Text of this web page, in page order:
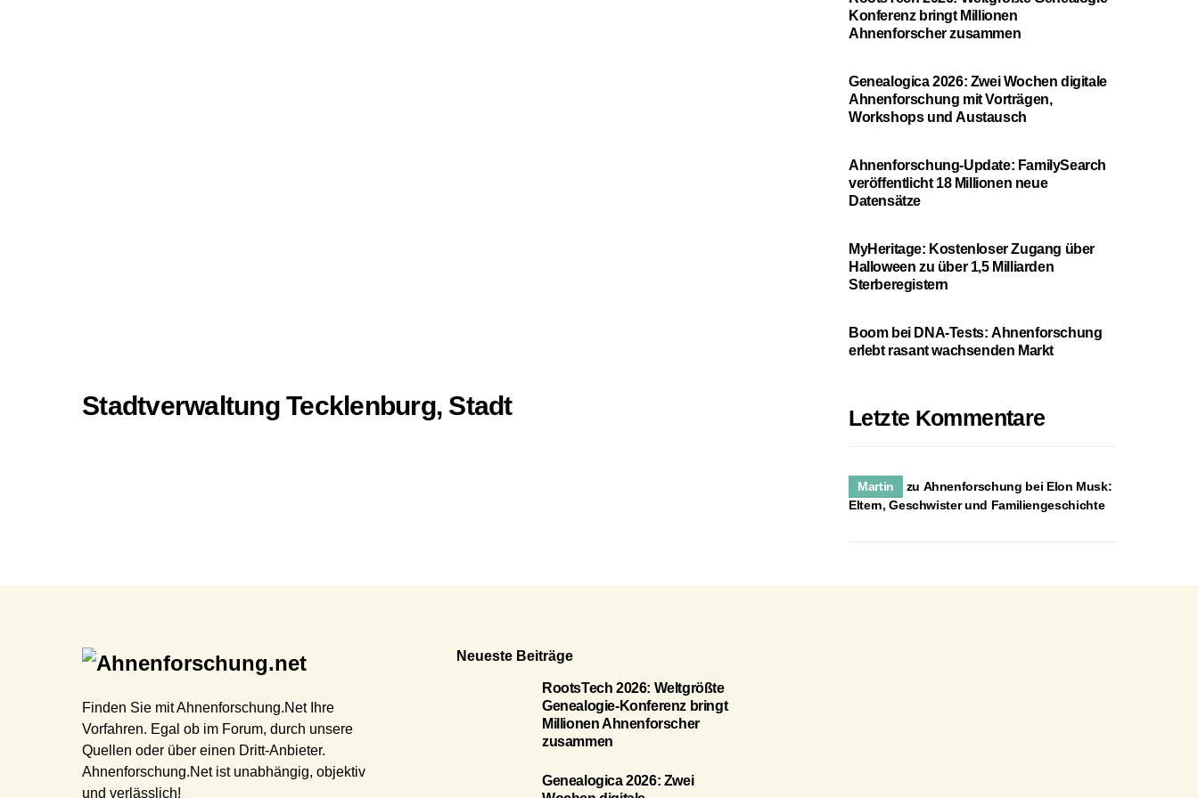
Stadtverwaltung Tecklenburg, Stadt
Konferenz bringt Millionen
Ahnenforscher zusammen
Genealogica 2026: Zwei Wochen digitale
Ahnenforschung mit Vorträgen,
Workshops und Austausch
Ahnenforschung-Update: FamilySearch
veröffentlicht 18 Millionen neue
Datensätze
MyHeritage: Kostenloser Zugang über
Halloween zu über 1,5 Milliarden
Sterberegistern
Boom bei DNA-Tests: Ahnenforschung
erlebt rasant wachsenden Markt
Letzte Kommentare
Martin zu Ahnenforschung bei Elon Musk:
Eltern, Geschwister und Familiengeschichte
Finden Sie mit Ahnenforschung.Net Ihre
Vorfahren. Egal ob im Forum, durch unsere
Quellen oder über einen Dritt-Anbieter.
Ahnenforschung.Net ist unabhängig, objektiv
und verlässlich!
Neueste Beiträge
RootsTech 2026: Weltgrößte
Genealogie-Konferenz bringt
Millionen Ahnenforscher
zusammen
Genealogica 2026: Zwei